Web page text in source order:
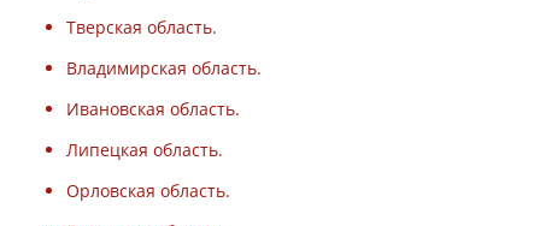
Тверская область.
Владимирская область.
Ивановская область.
Липецкая область.
Орловская область.